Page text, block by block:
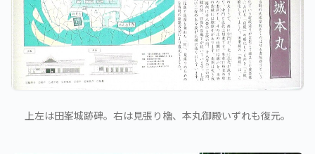
上左は田峯城跡碑。右は見張り櫓、本丸御殿いずれも復元。